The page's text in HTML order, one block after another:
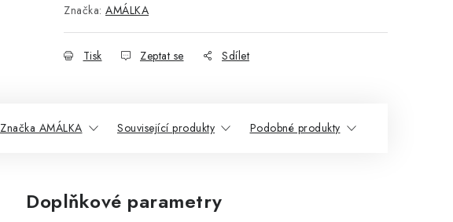
Značka: AMÁLKA
Tisk Zeptat se Sdílet
Značka AMÁLKA Související produkty Podobné produkty
Doplňkové parametry